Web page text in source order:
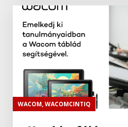
WACOM,WACOMCINTIQ